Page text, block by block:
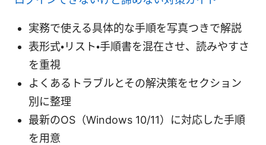
実務で使える具体的な手順を写真つきで解説
表形式・リスト・手順書を混在させ、読みやすさ
を重視
よくあるトラブルとその解決策をセクション
別に整理
最新のOS（Windows 10/11）に対応した手順
を用意